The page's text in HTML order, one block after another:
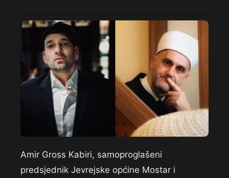
Amir Gross Kabiri, samoproglašeni
predsjednik Jevrejske općine Mostar i